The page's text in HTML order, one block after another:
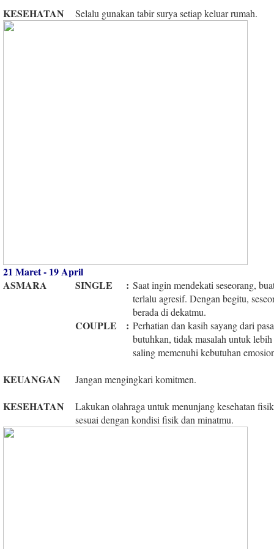
KESEHATAN Selalu gunakan tabir surya setiap keluar rumah.
21 Maret - 19 April
ASMARA
SINGLE : Saat ingin mendekati seseorang,
terlalu agresif. Dengan begitu,
berada di dekatmu.
COUPLE : Perhatian dan kasih sayang dari
butuhkan, tidak masalah untuk
saling memenuhi kebutuhan
KEUANGAN Jangan mengingkari komitmen.
KESEHATAN
Lakukan olahraga untuk menunjang kesehatan
sesuai dengan kondisi fisik dan minatmu.